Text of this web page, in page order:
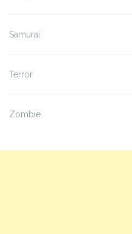
Samurai
Terror
Zombie